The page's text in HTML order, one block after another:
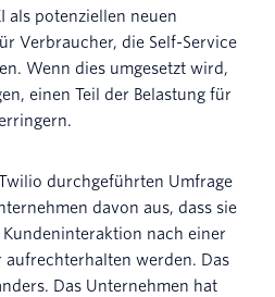
als potenziellen neuen
Verbraucher, die Self-Service
Wenn dies umgesetzt wird,
einen Teil der Belastung für
durchgeführten Umfrage
davon aus, dass sie
nach einer
aufrechterhalten werden. Das
Das Unternehmen hat